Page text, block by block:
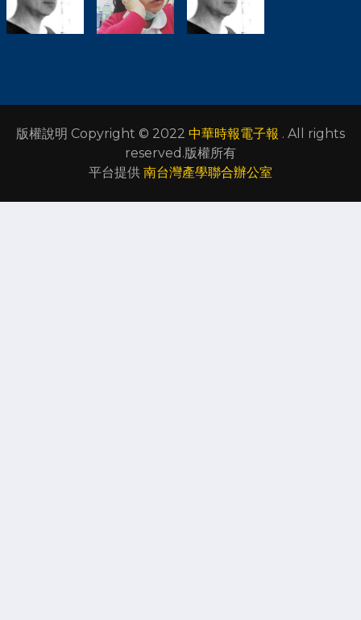
版權說明 Copyright © 2022 中華時報電子報 . All rights
reserved.版權所有
平台提供 南台灣產學聯合辦公室